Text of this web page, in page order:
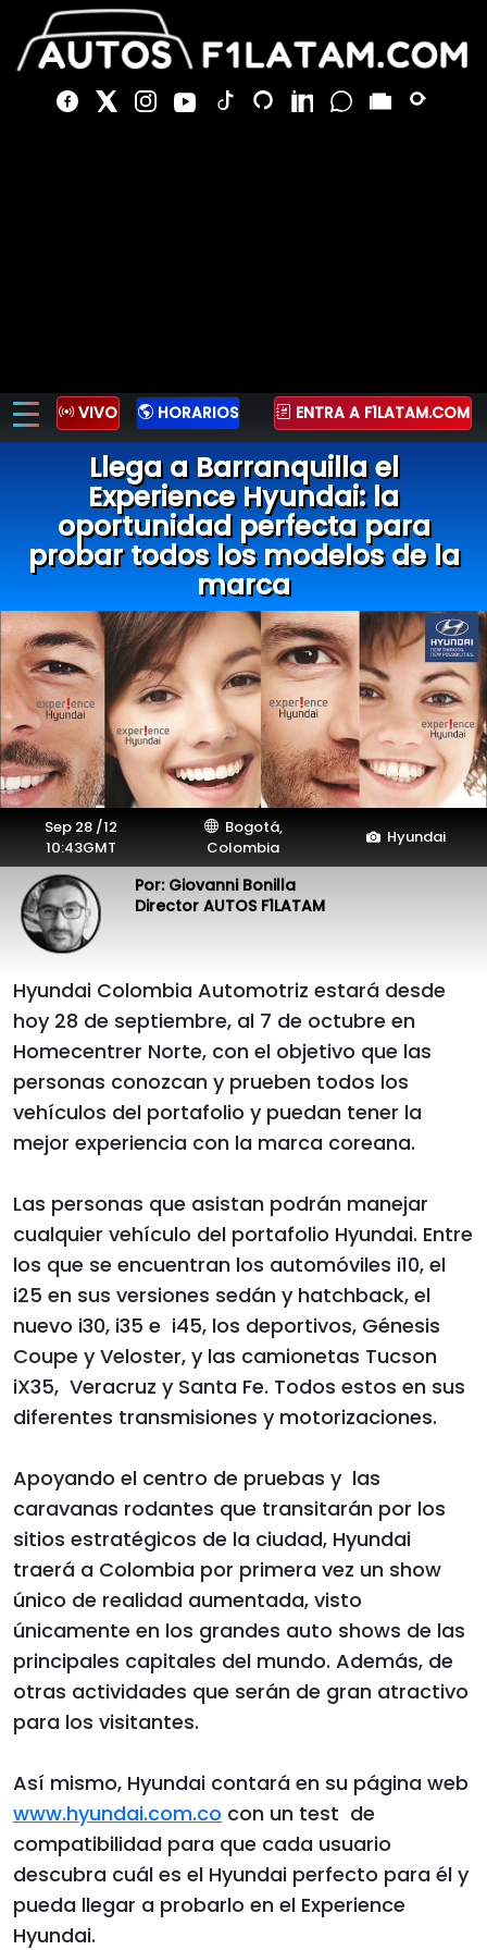
VIVO HORARIOS ENTRA A F1LATAM.COM
Llega a Barranquilla el
Experience Hyundai: la
oportunidad perfecta para
probar todos los modelos de la
marca
Sep 28 /12
10:43GMT
Bogotá,
Colombia
Hyundai
Por: Giovanni Bonilla
Director AUTOS F1LATAM
Hyundai Colombia Automotriz estará desde
hoy 28 de septiembre, al 7 de octubre en
Homecentrer Norte, con el objetivo que las
personas conozcan y prueben todos los
vehículos del portafolio y puedan tener la
mejor experiencia con la marca coreana.
Las personas que asistan podrán manejar
cualquier vehículo del portafolio Hyundai. Entre
los que se encuentran los automóviles i10, el
i25 en sus versiones sedán y hatchback, el
nuevo i30, i35 e i45, los deportivos, Génesis
Coupe y Veloster, y las camionetas Tucson
iX35, Veracruz y Santa Fe. Todos estos en sus
diferentes transmisiones y motorizaciones.
Apoyando el centro de pruebas y las
caravanas rodantes que transitarán por los
sitios estratégicos de la ciudad, Hyundai
traerá a Colombia por primera vez un show
único de realidad aumentada, visto
únicamente en los grandes auto shows de las
principales capitales del mundo. Además, de
otras actividades que serán de gran atractivo
para los visitantes.
Así mismo, Hyundai contará en su página web
www.hyundai.com.co con un test de
compatibilidad para que cada usuario
descubra cuál es el Hyundai perfecto para él y
pueda llegar a probarlo en el Experience
Hyundai.